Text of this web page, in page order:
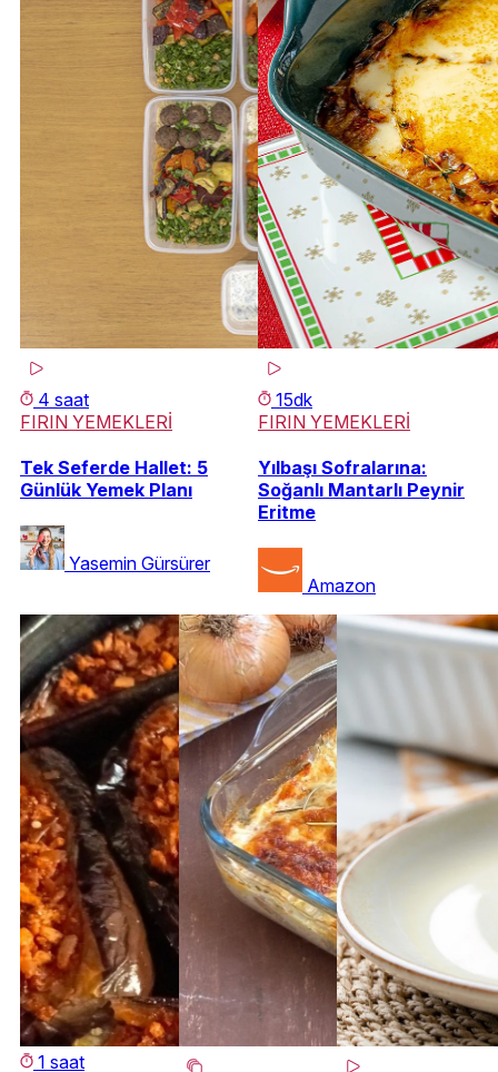
4 saat
FIRIN YEMEKLERİ
Tek Seferde Hallet: 5
Günlük Yemek Planı
Yasemin Gürsürer
15dk
FIRIN YEMEKLERİ
Yılbaşı Sofralarına:
Soğanlı Mantarlı Peynir
Eritme
Amazon
1 saat